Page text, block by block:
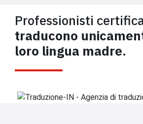
Professionisti
traducono
loro lingua madre.